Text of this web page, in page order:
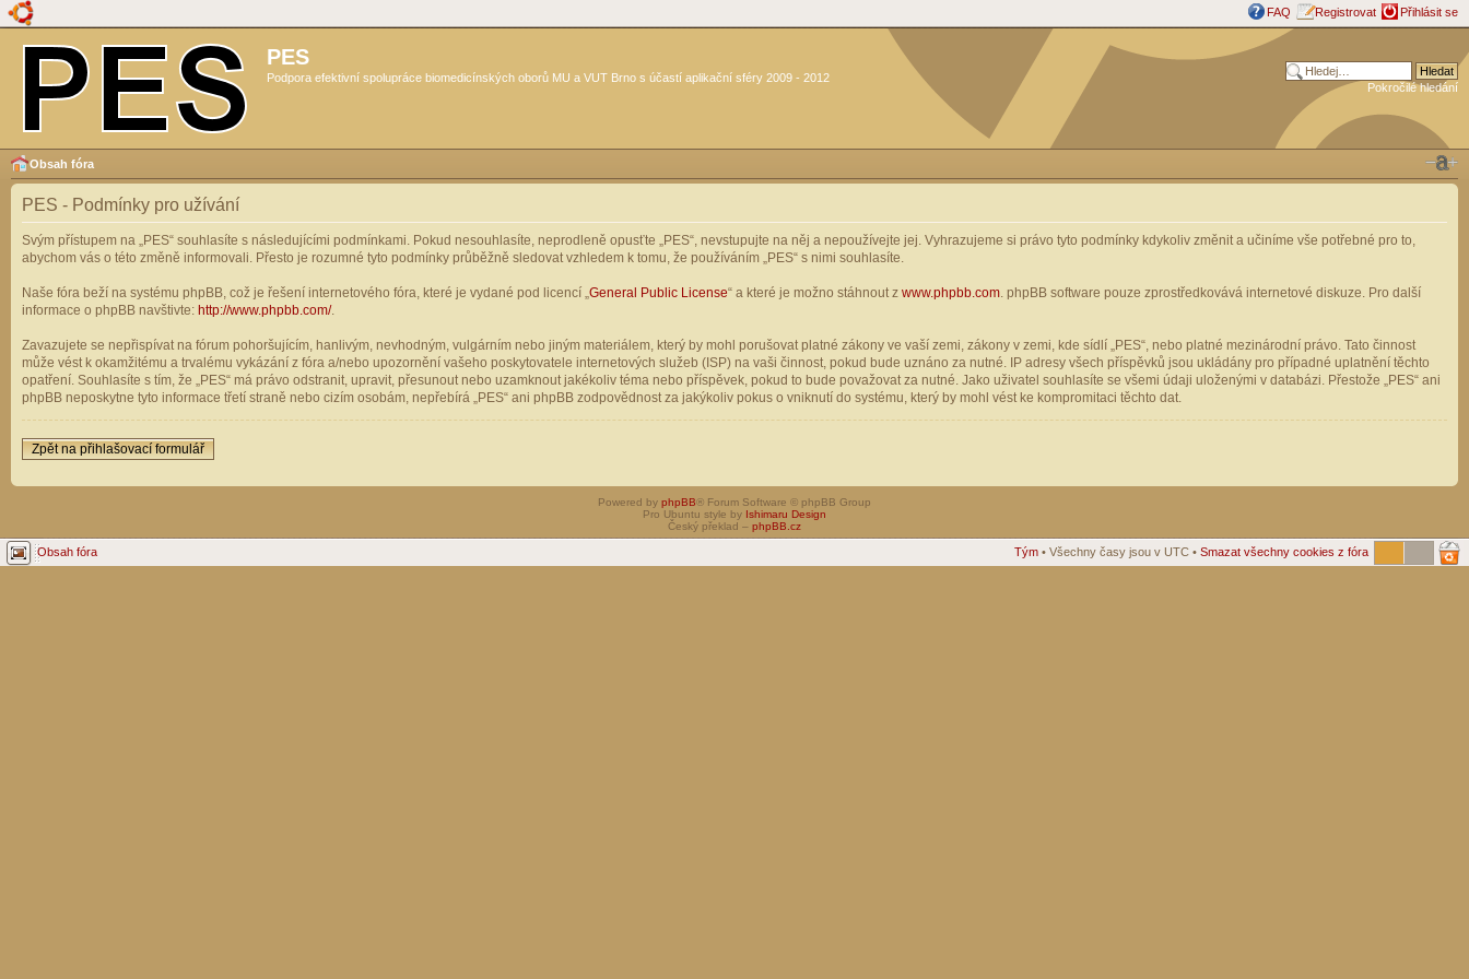
FAQ Registrovat Přihlásit se
PES
Podpora efektivní spolupráce biomedicínských oborů MU a VUT Brno s účastí aplikační sféry 2009 - 2012
Pokročilé hledání
Obsah fóra
PES - Podmínky pro užívání
Svým přístupem na „PES“ souhlasíte s následujícími podmínkami. Pokud nesouhlasíte, neprodleně opusťte „PES“, nevstupujte na něj a nepoužívejte jej. Vyhrazujeme si právo tyto podmínky kdykoliv změnit a učiníme vše potřebné pro to,
abychom vás o této změně informovali. Přesto je rozumné tyto podmínky průběžně sledovat vzhledem k tomu, že používáním „PES“ s nimi souhlasíte.
Naše fóra beží na systému phpBB, což je řešení internetového fóra, které je vydané pod licencí „General Public License“ a které je možno stáhnout z www.phpbb.com. phpBB software pouze zprostředkovává internetové diskuze. Pro další
informace o phpBB navštivte: http://www.phpbb.com/.
Zavazujete se nepřispívat na fórum pohoršujícím, hanlivým, nevhodným, vulgárním nebo jiným materiálem, který by mohl porušovat platné zákony ve vaší zemi, zákony v zemi, kde sídlí „PES“, nebo platné mezinárodní právo. Tato činnost
může vést k okamžitému a trvalému vykázání z fóra a/nebo upozornění vašeho poskytovatele internetových služeb (ISP) na vaši činnost, pokud bude uznáno za nutné. IP adresy všech příspěvků jsou ukládány pro případné uplatnění těchto
opatření. Souhlasíte s tím, že „PES“ má právo odstranit, upravit, přesunout nebo uzamknout jakékoliv téma nebo příspěvek, pokud to bude považovat za nutné. Jako uživatel souhlasíte se všemi údaji uloženými v databázi. Přestože „PES“ ani
phpBB neposkytne tyto informace třetí straně nebo cizím osobám, nepřebírá „PES“ ani phpBB zodpovědnost za jakýkoliv pokus o vniknutí do systému, který by mohl vést ke kompromitaci těchto dat.
Zpět na přihlašovací formulář
Powered by phpBB® Forum Software © phpBB Group
Pro Ubuntu style by Ishimaru Design
Český překlad – phpBB.cz
Obsah fóra Tým • Všechny časy jsou v UTC • Smazat všechny cookies z fóra